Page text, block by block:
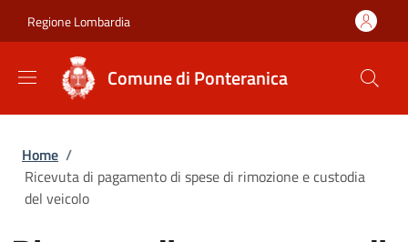
Regione Lombardia
Comune di Ponteranica
Briciole di pane
Home /
Ricevuta di pagamento di spese di rimozione e custodia
del veicolo